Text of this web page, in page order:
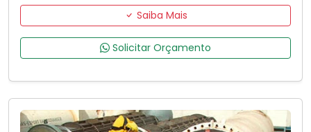
Saiba Mais
Solicitar Orçamento